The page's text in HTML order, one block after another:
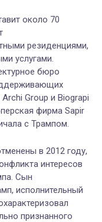
около 70
резиденциями,
услугами.
бюро
Group и Biograpi
фирма Sapir
с Трампом.
в 2012 году,
интересов
Сын
исполнительный
признанного